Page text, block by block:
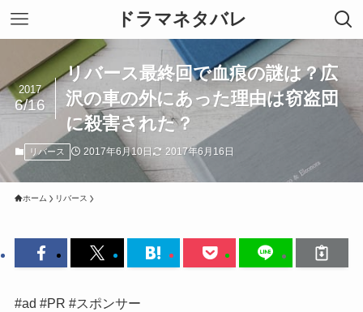
ドラマネタバレ
リバース最終回で血痕の謎は？広
沢の車の外にあった理由は窃盗団
に殺害された？
2017
6/16
リバース 2017年6月10日 2017年6月16日
ホーム リバース
#ad #PR #スポンサー